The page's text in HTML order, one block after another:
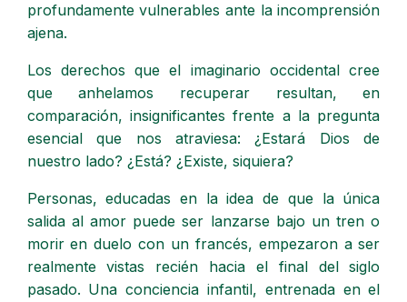
profundamente vulnerables ante la incomprensión
ajena.
Los derechos que el imaginario occidental cree
que anhelamos recuperar resultan, en
comparación, insignificantes frente a la pregunta
esencial que nos atraviesa: ¿Estará Dios de
nuestro lado? ¿Está? ¿Existe, siquiera?
Personas, educadas en la idea de que la única
salida al amor puede ser lanzarse bajo un tren o
morir en duelo con un francés, empezaron a ser
realmente vistas recién hacia el final del siglo
pasado. Una conciencia infantil, entrenada en el